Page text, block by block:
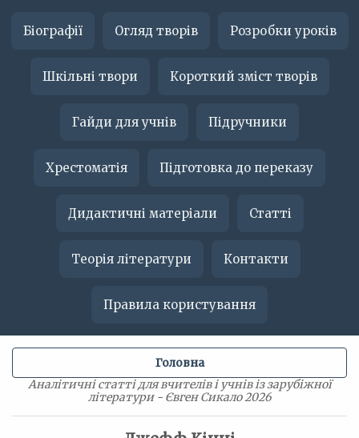
Біографії Огляд творів Розробки уроків
Шкільні твори Короткий зміст творів
Гайди для учнів Підручники
Хрестоматія Підготовка до переказу
Дидактичні матеріали Статті
Теорія літератури Контакти
Правила користування
Аналітичні статті для вчителів і учнів із зарубіжної
літератури - Євген Сикало 2026
Головна